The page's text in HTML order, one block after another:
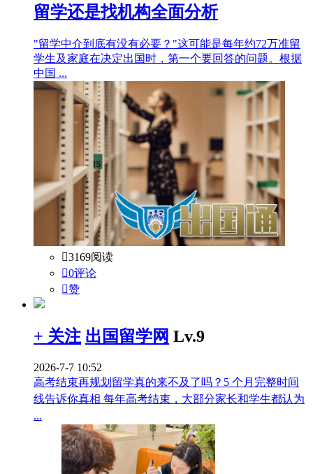
留学还是找机构全面分析
"留学中介到底有没有必要？"这可能是每年约72万准留
学生及家庭在决定出国时，第一个要回答的问题。根据
中国 ...
3169阅读
0评论
赞
+ 关注 出国留学网 Lv.9
2026-7-7 10:52
高考结束再规划留学真的来不及了吗？5 个月完整时间
线告诉你真相 每年高考结束，大部分家长和学生都认为
...